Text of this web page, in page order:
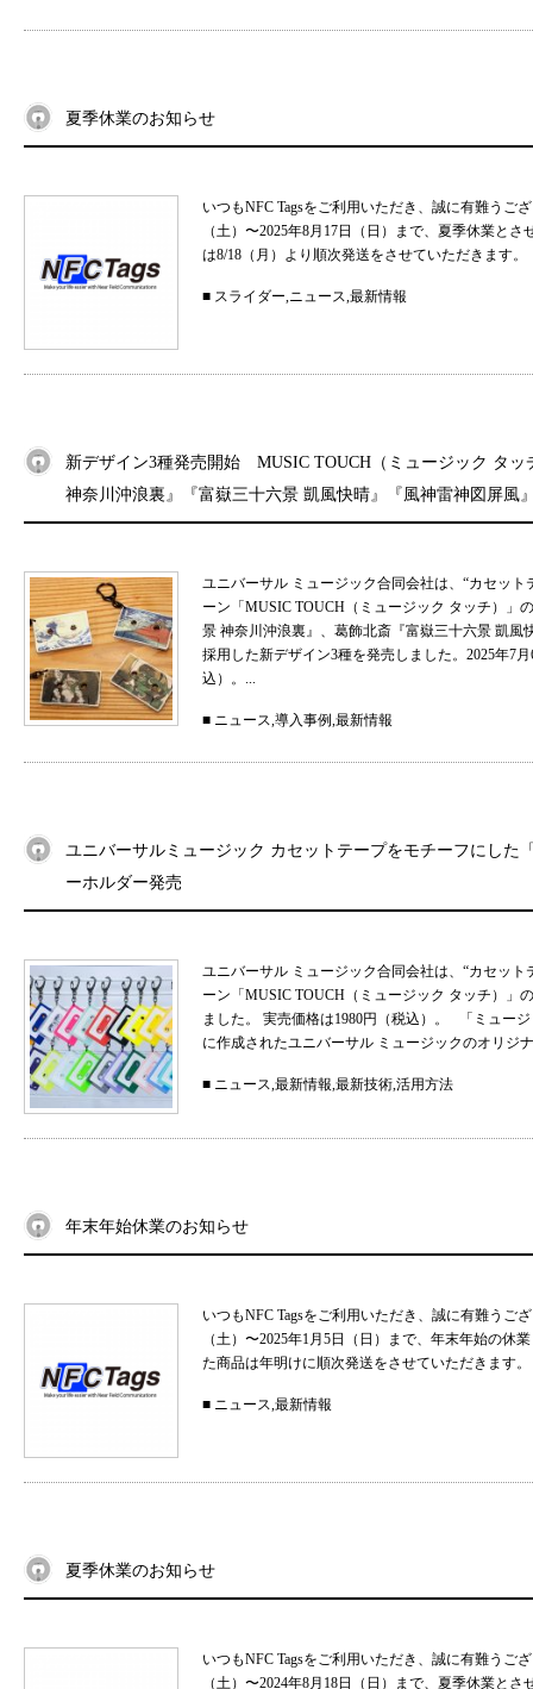
夏季休業のお知らせ
いつもNFC Tagsをご利用いただき、誠に有難う
（土）〜2025年8月17日（日）まで、夏季休業と
は8/18（月）より順次発送をさせていただきま
■ スライダー,ニュース,最新情報
新デザイン3種発売開始 MUSIC TOUCH（ミュージック タッ
神奈川沖浪裏』『富嶽三十六景 凱風快晴』『風神雷神図屏風
ユニバーサル ミュージック合同会社は、“カセッ
ーン「MUSIC TOUCH（ミュージック タッチ）」
景 神奈川沖浪裏』、葛飾北斎『富嶽三十六景 凱
採用した新デザイン3種を発売しました。2025年7
込）。...
■ ニュース,導入事例,最新情報
ユニバーサルミュージック カセットテープをモチーフにした
ーホルダー発売
ユニバーサル ミュージック合同会社は、“カセッ
ーン「MUSIC TOUCH（ミュージック タッチ）」
ました。 実売価格は1980円（税込）。 「ミュー
に作成されたユニバーサル ミュージックのオリジ
■ ニュース,最新情報,最新技術,活用方法
年末年始休業のお知らせ
いつもNFC Tagsをご利用いただき、誠に有難う
（土）〜2025年1月5日（日）まで、年末年始の
た商品は年明けに順次発送をさせていただきま
■ ニュース,最新情報
夏季休業のお知らせ
いつもNFC Tagsをご利用いただき、誠に有難う
（土）〜2024年8月18日（日）まで、夏季休業と